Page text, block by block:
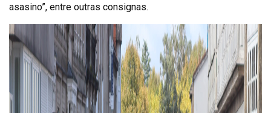
asasino”, entre outras consignas.